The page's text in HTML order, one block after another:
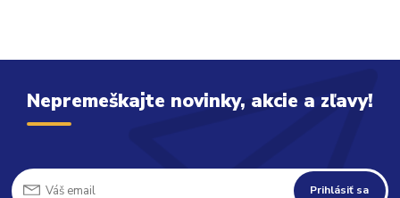
Nepremeškajte novinky, akcie a zľavy!
Prihlásiť sa